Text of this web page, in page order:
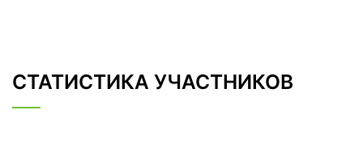
СТАТИСТИКА УЧАСТНИКОВ